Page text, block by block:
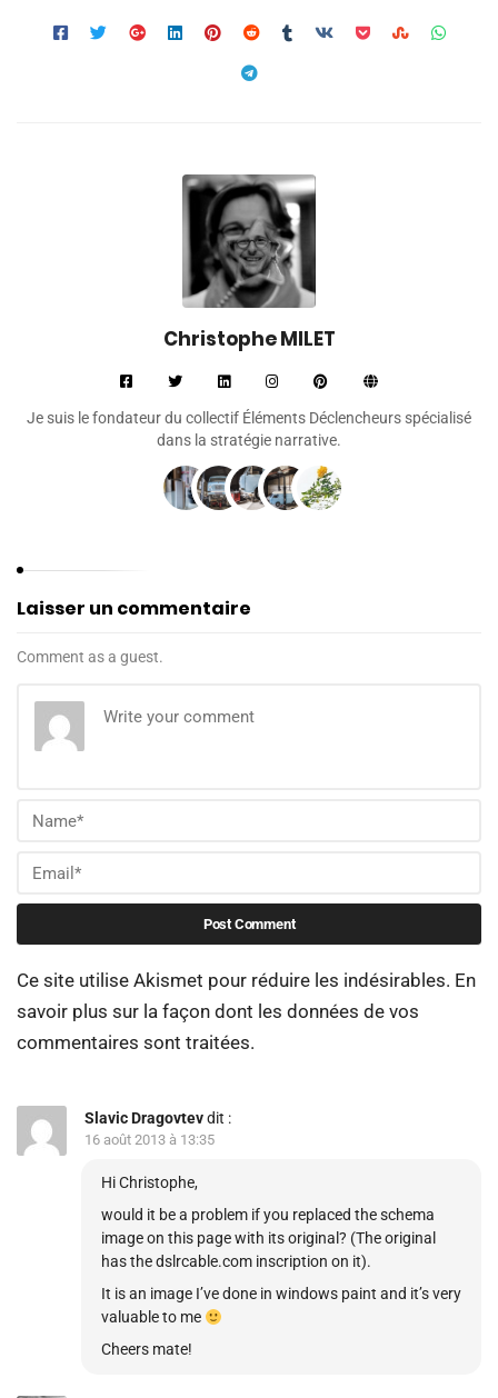
Christophe MILET
Je suis le fondateur du collectif Éléments Déclencheurs spécialisé
dans la stratégie narrative.
Laisser un commentaire
Comment as a guest.
Ce site utilise Akismet pour réduire les indésirables. En
savoir plus sur la façon dont les données de vos
commentaires sont traitées.
Slavic Dragovtevdit :
16 août 2013 à 13:35
Hi Christophe,
would it be a problem if you replaced the schema
image on this page with its original? (The original
has the dslrcable.com inscription on it).
It is an image I’ve done in windows paint and it’s very
valuable to me
Cheers mate!